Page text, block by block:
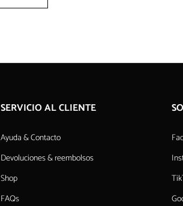
SERVICIO AL CLIENTE
Ayuda & Contacto
Devoluciones & reembolsos
Shop
FAQs